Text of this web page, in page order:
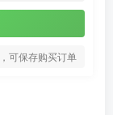
可保存购买订单